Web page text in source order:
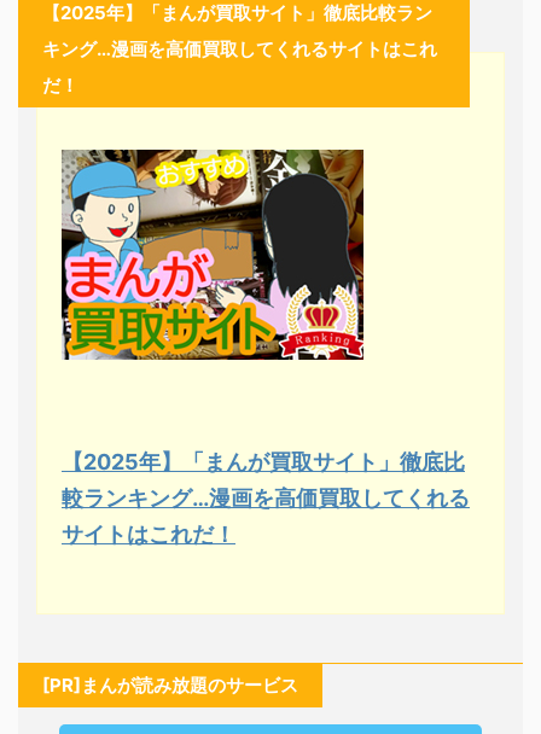
【2025年】「まんが買取サイト」徹底比較ラン
キング…漫画を高価買取してくれるサイトはこれ
だ！
【2025年】「まんが買取サイト」徹底比
較ランキング…漫画を高価買取してくれる
サイトはこれだ！
[PR]まんが読み放題のサービス